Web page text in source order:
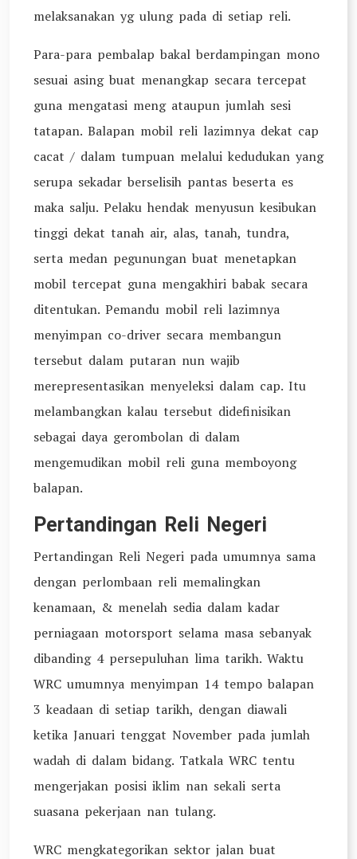
melaksanakan yg ulung pada di setiap reli.
Para-para pembalap bakal berdampingan mono
sesuai asing buat menangkap secara tercepat
guna mengatasi meng ataupun jumlah sesi
tatapan. Balapan mobil reli lazimnya dekat cap
cacat / dalam tumpuan melalui kedudukan yang
serupa sekadar berselisih pantas beserta es
maka salju. Pelaku hendak menyusun kesibukan
tinggi dekat tanah air, alas, tanah, tundra,
serta medan pegunungan buat menetapkan
mobil tercepat guna mengakhiri babak secara
ditentukan. Pemandu mobil reli lazimnya
menyimpan co-driver secara membangun
tersebut dalam putaran nun wajib
merepresentasikan menyeleksi dalam cap. Itu
melambangkan kalau tersebut didefinisikan
sebagai daya gerombolan di dalam
mengemudikan mobil reli guna memboyong
balapan.
Pertandingan Reli Negeri
Pertandingan Reli Negeri pada umumnya sama
dengan perlombaan reli memalingkan
kenamaan, & menelah sedia dalam kadar
perniagaan motorsport selama masa sebanyak
dibanding 4 persepuluhan lima tarikh. Waktu
WRC umumnya menyimpan 14 tempo balapan
3 keadaan di setiap tarikh, dengan diawali
ketika Januari tenggat November pada jumlah
wadah di dalam bidang. Tatkala WRC tentu
mengerjakan posisi iklim nan sekali serta
suasana pekerjaan nan tulang.
WRC mengkategorikan sektor jalan buat